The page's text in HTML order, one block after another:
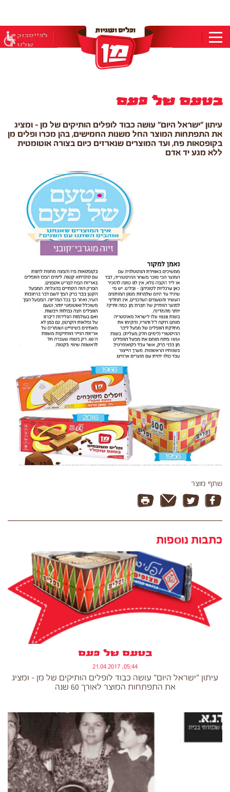
מַעֲרֶכֶת
"המרכז
הישראלי
לִפְתִיחַת
לְחַץ
ALT+0
לפייסבוק
שלנו
בטעם של פעם
עיתון "ישראל היום" עושה כבוד לופלים הותיקים של מן – ומציג
את התפתחות המוצר החל משנות החמישים, בהן מכרו ופלים מן
בקופסאות פח, ועד המוצרים שנארזים כיום בצורה אוטומטית
ללא מגע יד אדם
שתף מוצר
כתבות נוספות
בטעם של פעם
05:44, 21.04.2017
עיתון "ישראל היום" עושה כבוד לופלים הותיקים של מן - ומציג
את התפתחות המוצר לאורך 60 שנה